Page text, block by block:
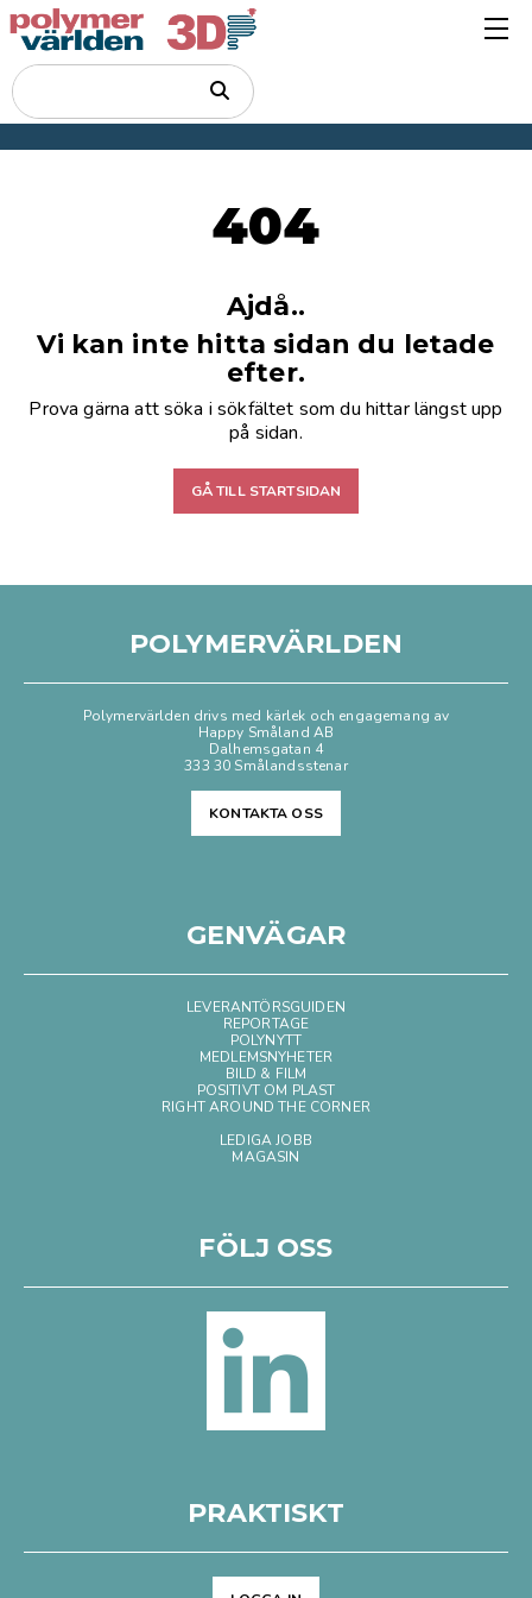
404
Ajdå..
Vi kan inte hitta sidan du letade
efter.
Prova gärna att söka i sökfältet som du hittar längst upp
på sidan.
GÅ TILL STARTSIDAN
POLYMERVÄRLDEN
Polymervärlden drivs med kärlek och engagemang av
Happy Småland AB
Dalhemsgatan 4
333 30 Smålandsstenar
KONTAKTA OSS
GENVÄGAR
LEVERANTÖRSGUIDEN
REPORTAGE
POLYNYTT
MEDLEMSNYHETER
BILD & FILM
POSITIVT OM PLAST
RIGHT AROUND THE CORNER
LEDIGA JOBB
MAGASIN
FÖLJ OSS
PRAKTISKT